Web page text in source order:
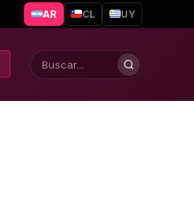
AR CL UY